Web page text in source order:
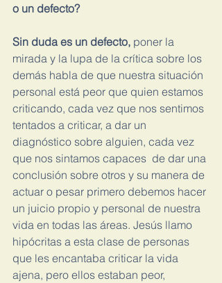
o un defecto?
Sin duda es un defecto, poner la
mirada y la lupa de la crítica sobre los
demás habla de que nuestra situación
personal está peor que quien estamos
criticando, cada vez que nos sentimos
tentados a criticar, a dar un
diagnóstico sobre alguien, cada vez
que nos sintamos capaces  de dar una
conclusión sobre otros y su manera de
actuar o pesar primero debemos hacer
un juicio propio y personal de nuestra
vida en todas las áreas. Jesús llamo
hipócritas a esta clase de personas
que les encantaba criticar la vida
ajena, pero ellos estaban peor,